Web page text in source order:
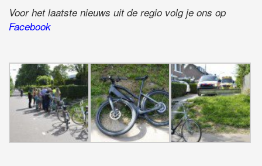
Voor het laatste nieuws uit de regio volg je ons op
Facebook